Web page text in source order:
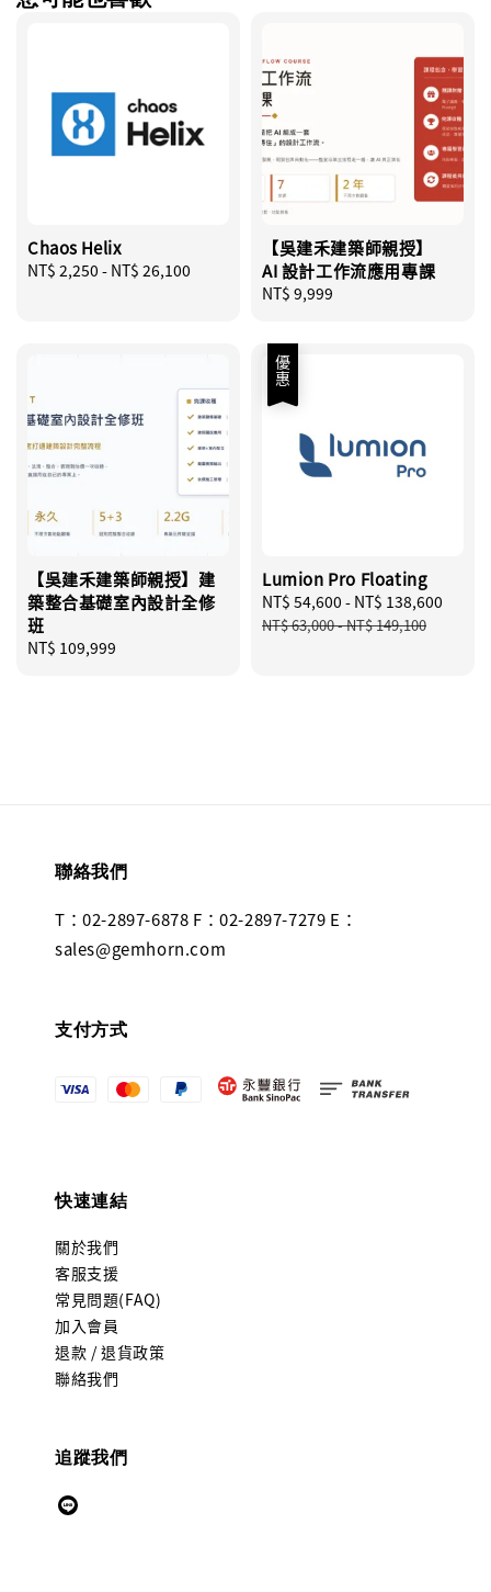
Chaos Helix
Regular
NT$ 2,250 - NT$ 26,100
【吳建禾建築師親授】
AI 設計工作流應用專課
Regular
NT$ 9,999
【吳建禾建築師親授】建
築整合基礎室內設計全修
班
Regular
NT$ 109,999
優惠
Lumion Pro Floating
Sale
price
NT$ 54,600 - NT$ 138,600
NT$ 63,000-NT$ 149,100
聯絡我們
T：02-2897-6878 F：02-2897-7279 E：
sales@gemhorn.com
支付方式
快速連結
關於我們
客服支援
常見問題(FAQ)
加入會員
退款 / 退貨政策
聯絡我們
追蹤我們